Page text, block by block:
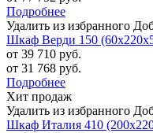
Подробнее
Удалить из избранного
Шкаф Верди 150
от 39 710 руб.
от 31 768 руб.
Подробнее
Хит продаж
Удалить из избранного
Шкаф Италия 410